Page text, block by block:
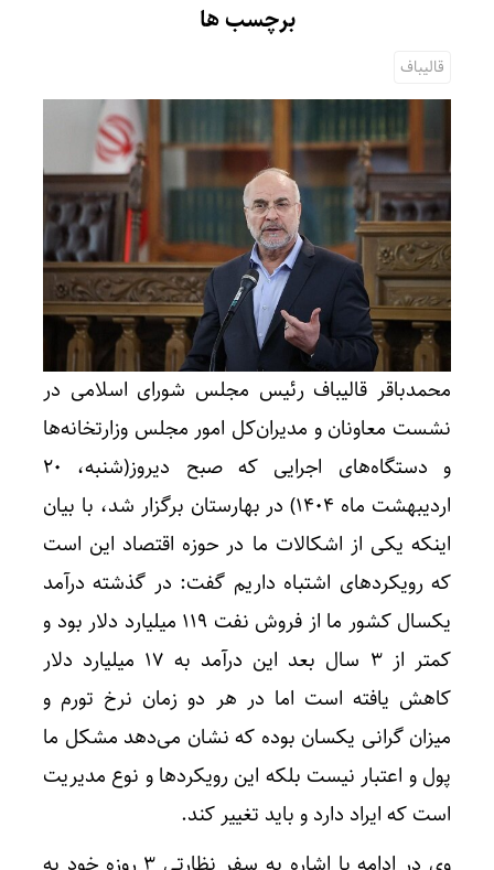
برچسب ها
قالیباف
محمدباقر قالیباف رئیس مجلس شورای اسلامی در
نشست معاونان و مدیران‌کل امور مجلس وزارتخانه‌ها
و دستگاه‌های اجرایی که صبح دیروز(شنبه، ۲۰
اردیبهشت ماه ۱۴۰۴) در بهارستان برگزار شد، با بیان
اینکه یکی از اشکالات ما در حوزه اقتصاد این است
که رویکردهای اشتباه داریم گفت: در گذشته درآمد
یکسال کشور ما از فروش نفت ۱۱۹ میلیارد دلار بود و
کمتر از ۳ سال بعد این درآمد به ۱۷ میلیارد دلار
کاهش یافته است اما در هر دو زمان نرخ تورم و
میزان گرانی یکسان بوده که نشان می‌دهد مشکل ما
پول و اعتبار نیست بلکه این رویکردها و نوع مدیریت
است که ایراد دارد و باید تغییر کند.